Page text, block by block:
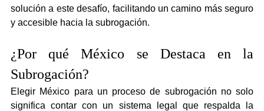
solución a este desafío, facilitando un camino más seguro
y accesible hacia la subrogación.
¿Por qué México se Destaca en la
Subrogación?
Elegir México para un proceso de subrogación no solo
significa contar con un sistema legal que respalda la